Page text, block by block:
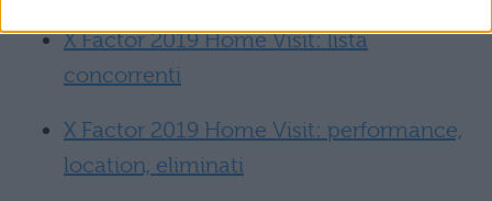
X Factor 2019 Home Visit: lista
concorrenti
X Factor 2019 Home Visit: performance,
location, eliminati